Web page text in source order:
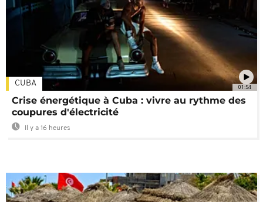
01:54
CUBA
Crise énergétique à Cuba : vivre au rythme des
coupures d'électricité
Il y a 16 heures